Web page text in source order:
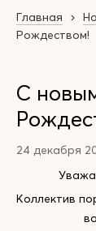
Главная
Рождеством!
С
24 декабря
Коллектив